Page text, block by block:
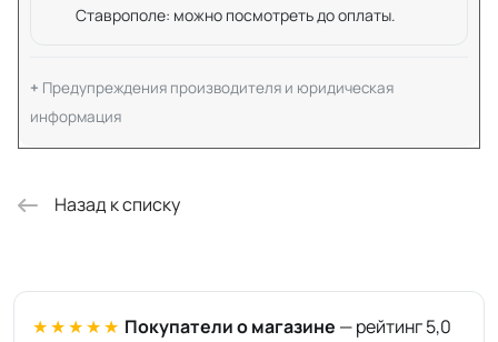
Ставрополе: можно посмотреть до оплаты.
Предупреждения производителя и юридическая
информация
Назад к списку
★★★★★ Покупатели о магазине — рейтинг 5,0